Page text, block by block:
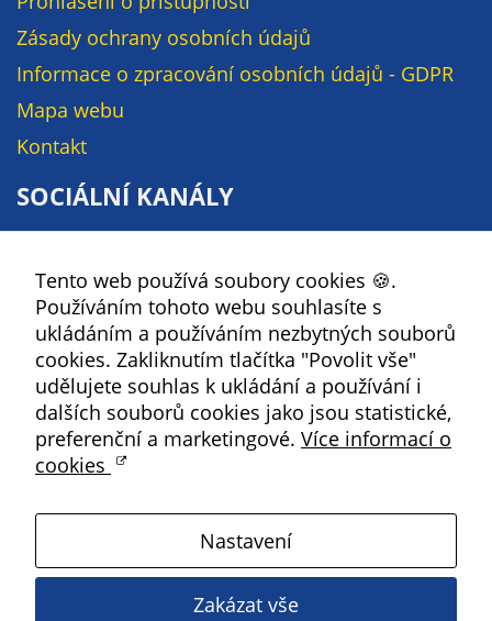
Zásady ochrany osobních údajů
Informace o zpracování osobních údajů - GDPR
Mapa webu
Kontakt
SOCIÁLNÍ KANÁLY
YouTube
Instagram
RSS
Kbely
Satalice
Tento web používá soubory cookies 🍪.
Používáním tohoto webu souhlasíte s
ukládáním a používáním nezbytných souborů
cookies. Zakliknutím tlačítka "Povolit vše"
udělujete souhlas k ukládání a používání i
dalších souborů cookies jako jsou statistické,
preferenční a marketingové. Více informací o
cookies
Nastavení
Zakázat vše
a našich
reklamních
návštěv našich
stránek. Data
získaná
pomocí
těchto
cookies
zpracováváme
souhrnně, bez
které ukazují
na konkrétní
uživatelé
našeho webu.